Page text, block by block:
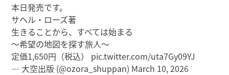
本日発売です。
サヘル・ローズ著
生きることから、すべては始まる
～希望の地図を探す旅人～
定価1,650円（税込） pic.twitter.com/uta7Gy09YJ
— 大空出版 (@ozora_shuppan) March 10, 2026